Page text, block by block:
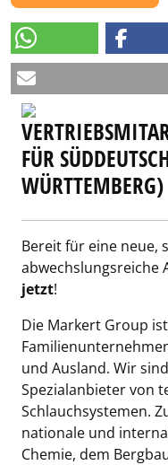
ÜR
ÜRTTEMBERG)
Bereit für eine neue,
abwechslungsreiche
jetzt!
Die Markert Group
und Ausland. Wir
Spezialanbieter von
Schlauchsystemen.
nationale und
Chemie, dem